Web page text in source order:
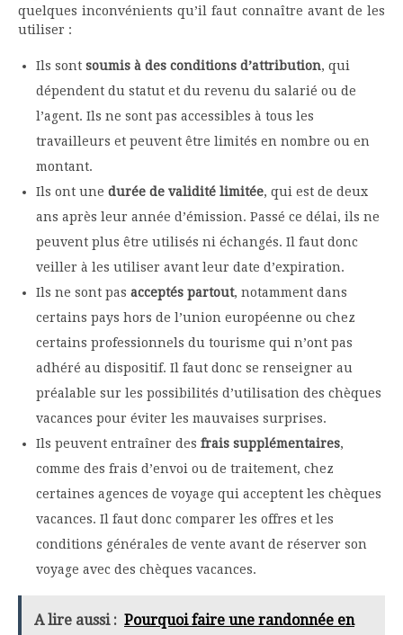
quelques inconvénients qu’il faut connaître avant de les
utiliser :
Ils sont soumis à des conditions d’attribution, qui
dépendent du statut et du revenu du salarié ou de
l’agent. Ils ne sont pas accessibles à tous les
travailleurs et peuvent être limités en nombre ou en
montant.
Ils ont une durée de validité limitée, qui est de deux
ans après leur année d’émission. Passé ce délai, ils ne
peuvent plus être utilisés ni échangés. Il faut donc
veiller à les utiliser avant leur date d’expiration.
Ils ne sont pas acceptés partout, notamment dans
certains pays hors de l’union européenne ou chez
certains professionnels du tourisme qui n’ont pas
adhéré au dispositif. Il faut donc se renseigner au
préalable sur les possibilités d’utilisation des chèques
vacances pour éviter les mauvaises surprises.
Ils peuvent entraîner des frais supplémentaires,
comme des frais d’envoi ou de traitement, chez
certaines agences de voyage qui acceptent les chèques
vacances. Il faut donc comparer les offres et les
conditions générales de vente avant de réserver son
voyage avec des chèques vacances.
A lire aussi : Pourquoi faire une randonnée en